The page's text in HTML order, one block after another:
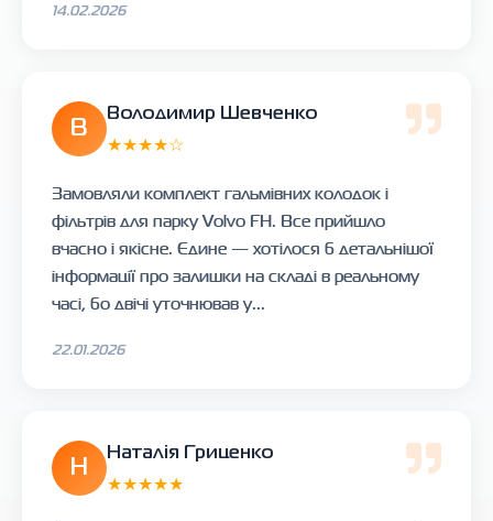
14.02.2026
В
Володимир Шевченко
★★★★☆
Замовляли комплект гальмівних колодок і
фільтрів для парку Volvo FH. Все прийшло
вчасно і якісне. Єдине — хотілося б детальнішої
інформації про залишки на складі в реальному
часі, бо двічі уточнював у...
22.01.2026
Н
Наталія Гриценко
★★★★★